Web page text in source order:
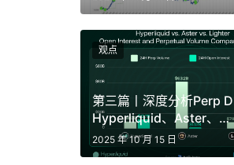
生物科技周（5.18-
机器人周（5.25-5.29
科技盛宴，展现机器
在此碰撞融合。
值得关注的是，前三周的
第三篇丨深度分析Perp
Hyperliquid、Aster、
Lighter、edgeX |
2025 年 10 月 15 日
观点